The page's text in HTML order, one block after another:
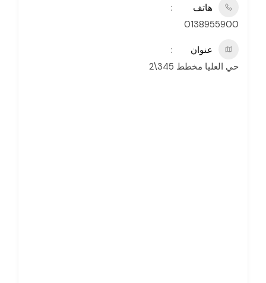
هاتف
0138955900
عنوان
حي العليا مخطط 345\2